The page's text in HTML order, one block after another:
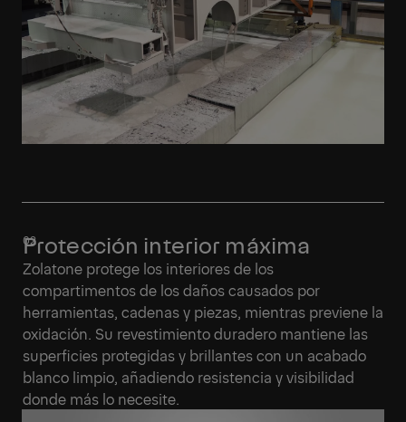
Protección interior máxima
Zolatone protege los interiores de los
compartimentos de los daños causados por
herramientas, cadenas y piezas, mientras previene la
oxidación. Su revestimiento duradero mantiene las
superficies protegidas y brillantes con un acabado
blanco limpio, añadiendo resistencia y visibilidad
donde más lo necesite.